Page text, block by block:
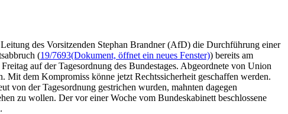
des Vorsitzenden Stephan Brandner (AfD) die Durchführung einer
(19/7693(Dokument, öffnet ein neues Fenster)) bereits am
auf der Tagesordnung des Bundestages. Abgeordnete von Union
Mit dem Kompromiss könne jetzt Rechtssicherheit geschaffen werden.
von der Tagesordnung gestrichen wurden, mahnten dagegen
zu wollen. Der vor einer Woche vom Bundeskabinett beschlossene